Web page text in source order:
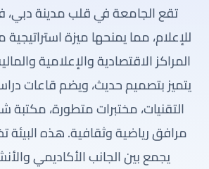
تقع الجامعة في قلب مدينة
للإعلام، مما يمنحها ميزة
المراكز الاقتصادية والإعلامية
يتميز بتصميم حديث، ويضم قاعات
التقنيات، مختبرات متطورة، مكتبة
مرافق رياضية وثقافية. هذه البيئة
يجمع بين الجانب الأكاديمي